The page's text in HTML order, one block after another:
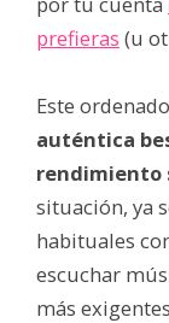
prefieras (u
Este
auténtica
rendimiento
situación, ya
habituales
escuchar
más